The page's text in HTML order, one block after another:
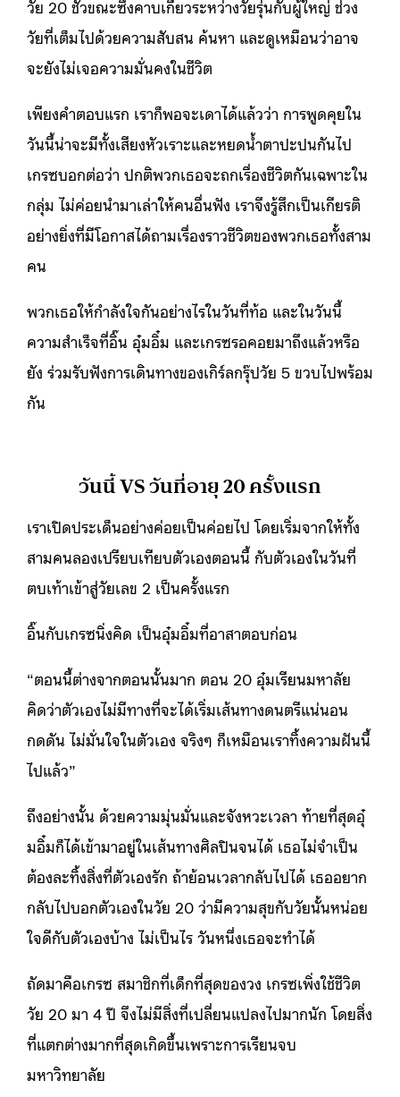
วัย 20 ชั่วขณะซึ่งคาบเกี่ยวระหว่างวัยรุ่นกับผู้ใหญ่ ช่วง
วัยที่เต็มไปด้วยความสับสน ค้นหา และดูเหมือนว่าอาจ
จะยังไม่เจอความมั่นคงในชีวิต
เพียงคำตอบแรก เราก็พอจะเดาได้แล้วว่า การพูดคุยใน
วันนี้น่าจะมีทั้งเสียงหัวเราะและหยดน้ำตาปะปนกันไป
เกรซบอกต่อว่า ปกติพวกเธอจะถกเรื่องชีวิตกันเฉพาะใน
กลุ่ม ไม่ค่อยนำมาเล่าให้คนอื่นฟัง เราจึงรู้สึกเป็นเกียรติ
อย่างยิ่งที่มีโอกาสได้ถามเรื่องราวชีวิตของพวกเธอทั้งสาม
คน
พวกเธอให้กำลังใจกันอย่างไรในวันที่ท้อ และในวันนี้
ความสำเร็จที่อิ๊น อุ๋มอิ๋ม และเกรซรอคอยมาถึงแล้วหรือ
ยัง ร่วมรับฟังการเดินทางของเกิร์ลกรุ๊ปวัย 5 ขวบไปพร้อม
กัน
วันนี้ VS วันที่อายุ 20 ครั้งแรก
เราเปิดประเด็นอย่างค่อยเป็นค่อยไป โดยเริ่มจากให้ทั้ง
สามคนลองเปรียบเทียบตัวเองตอนนี้ กับตัวเองในวันที่
ตบเท้าเข้าสู่วัยเลข 2 เป็นครั้งแรก
อิ๊นกับเกรซนิ่งคิด เป็นอุ๋มอิ๋มที่อาสาตอบก่อน
“ตอนนี้ต่างจากตอนนั้นมาก ตอน 20 อุ๋มเรียนมหาลัย
คิดว่าตัวเองไม่มีทางที่จะได้เริ่มเส้นทางดนตรีแน่นอน
กดดัน ไม่มั่นใจในตัวเอง จริงๆ ก็เหมือนเราทิ้งความฝันนี้
ไปแล้ว”
ถึงอย่างนั้น ด้วยความมุ่นมั่นและจังหวะเวลา ท้ายที่สุดอุ๋
มอิ๋มก็ได้เข้ามาอยู่ในเส้นทางศิลปินจนได้ เธอไม่จำเป็น
ต้องละทิ้งสิ่งที่ตัวเองรัก ถ้าย้อนเวลากลับไปได้ เธออยาก
กลับไปบอกตัวเองในวัย 20 ว่ามีความสุขกับวัยนั้นหน่อย
ใจดีกับตัวเองบ้าง ไม่เป็นไร วันหนึ่งเธอจะทำได้
ถัดมาคือเกรซ สมาชิกที่เด็กที่สุดของวง เกรซเพิ่งใช้ชีวิต
วัย 20 มา 4 ปี จึงไม่มีสิ่งที่เปลี่ยนแปลงไปมากนัก โดยสิ่ง
ที่แตกต่างมากที่สุดเกิดขึ้นเพราะการเรียนจบ
มหาวิทยาลัย